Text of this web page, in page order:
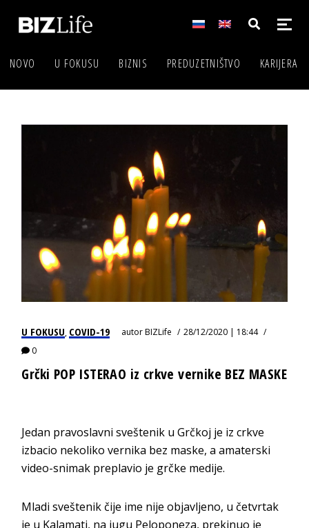
NOVO U FOKUSU BIZNIS PREDUZETNIŠTVO KARIJERA
U FOKUSU, COVID-19 autorBIZLife
28/12/2020 | 18:44
0
Grčki POP ISTERAO iz crkve vernike BEZ MASKE
Jedan pravoslavni sveštenik u Grčkoj je iz crkve
izbacio nekoliko vernika bez maske, a amaterski
video-snimak preplavio je grčke medije.
Mladi sveštenik čije ime nije objavljeno, u četvrtak
je u Kalamati, na jugu Peloponeza, prekinuo je